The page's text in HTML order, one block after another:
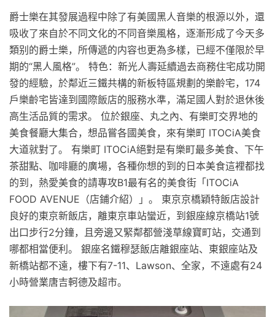
爵士樂在其發展過程中除了有美國黑人音樂的根源以外，還
吸收了來自於不同文化的不同音樂風格，逐漸形成了今天多
類别的爵士樂，所傳遞的内容也更為多樣，已經不僅限於早
期的“黑人風格”。 特色：新光人壽延續過去商務住宅成功開
發的經驗，於鄰近三鐵共構的新板特區規劃的樂齡宅，174
戶樂齡宅皆達到國際飯店的服務水準，滿足國人對於退休後
高生活品質的需求。 位於銀座、丸之內、有樂町交界地的
美食餐廳大集合，想品嘗各國美食，來有樂町 ITOCiA美食
大道就對了。 有樂町 ITOCiA絕對是有樂町最多美食、下午
茶甜點、咖啡廳的廣場，各種你想的到的日本美食這裡都找
的到，熱愛美食的請專攻B1最有名的美食街「ITOCiA
FOOD AVENUE（店鋪介紹）」。 東京京橋穎特飯店設計
良好的東京新飯店，離東京車站蠻近，到銀座線京橋站1號
出口步行2分鐘，且旁邊又緊鄰都營淺草線寶町站，交通到
哪都相當便利。 銀座名鐵穆瑟飯店離銀座站、東銀座站及
新橋站都不遠，樓下有7-11、Lawson、全家，不遠處有24
小時營業唐吉軻德及超市。